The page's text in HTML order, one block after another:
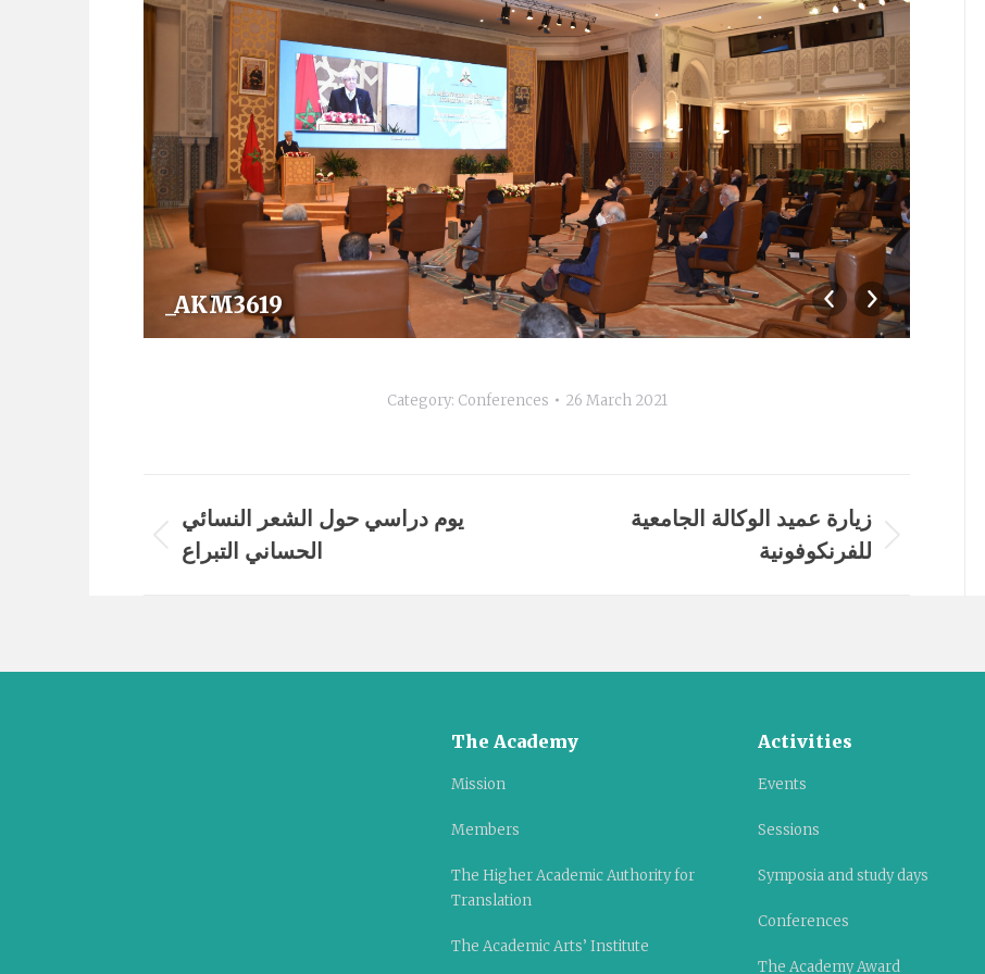
_AKM3619
Category: Conferences 26 March 2021
Album
navigation
Previous
يوم دراسي حول الشعر النسائي
الحساني التبراع
زيارة عميد الوكالة الجامعية
للفرنكوفونية
The Academy
Mission
Members
The Higher Academic Authority for
Translation
The Academic Arts’ Institute
Activities
Events
Sessions
Symposia and study days
Conferences
The Academy Award